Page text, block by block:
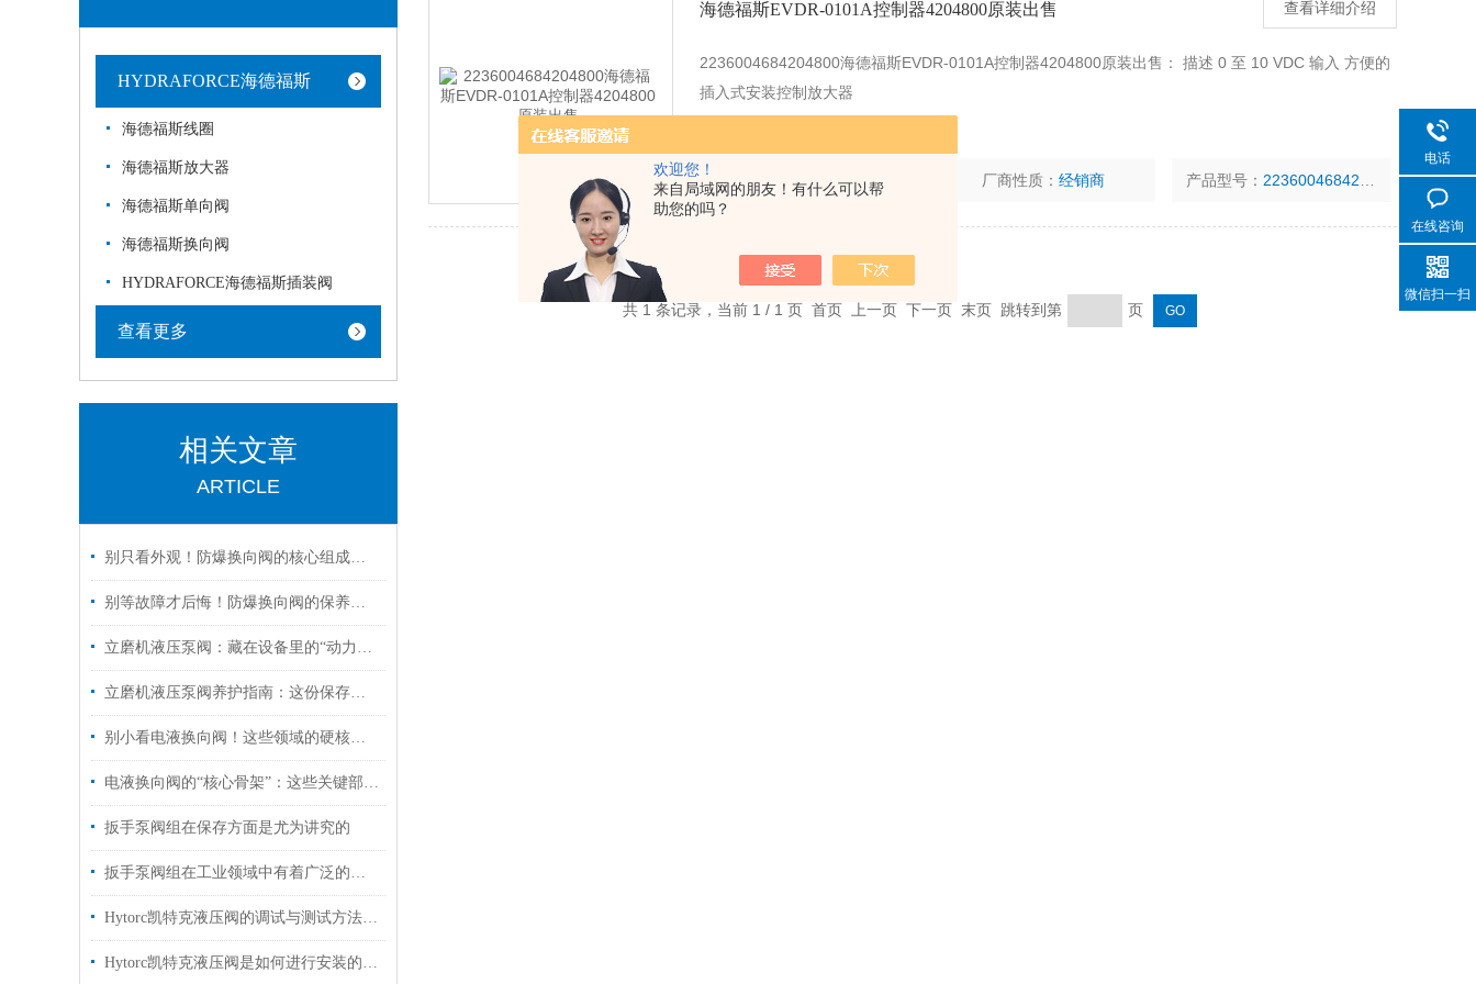
欢迎您！
来自局域网的朋友！有什么可以帮
助您的吗？
HYDRAFORCE海德福斯
海德福斯线圈
海德福斯放大器
海德福斯单向阀
海德福斯换向阀
HYDRAFORCE海德福斯插装阀
查看更多
相关文章
ARTICLE
别只看外观！防爆换向阀的核心组成部分，才是安全关键
别等故障才后悔！防爆换向阀的保养诀窍，早知道少踩坑
立磨机液压泵阀：藏在设备里的“动力心脏”，核心功能全拆解
立磨机液压泵阀养护指南：这份保存秘诀，让核心部件“历久弥新”！
别小看电液换向阀！这些领域的硬核应用，远超你的想象
电液换向阀的“核心骨架”：这些关键部件，决定设备运行效率！
扳手泵阀组在保存方面是尤为讲究的
扳手泵阀组在工业领域中有着广泛的作用
Hytorc凯特克液压阀的调试与测试方法具体如下
Hytorc凯特克液压阀是如何进行安装的？你可知晓？
海德福斯EVDR-0101A控制器4204800原装出售 查看详细介绍
2236004684204800海德福斯EVDR-0101A控制器4204800原装出售： 描述 0 至 10 VDC 输入 方便的
插入式安装控制放大器
更新时间：2023-09-25 厂商性质：经销商 产品型号： 2236004684204800
共 1 条记录，当前 1 / 1 页 首页 上一页 下一页 末页 跳转到第 页
电话
在线咨询
微信扫一扫